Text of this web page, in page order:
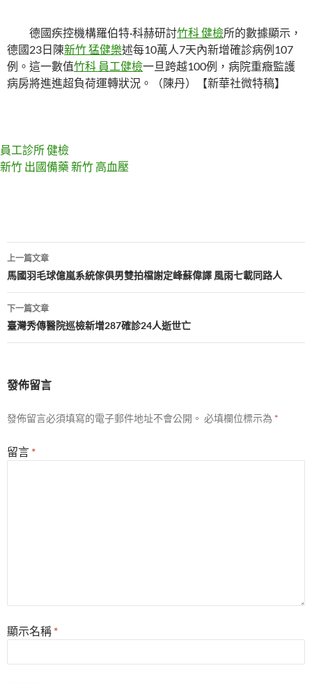
德國疾控機構羅伯特·科赫研討竹科 健檢所的數據顯示，
德國23日陳新竹 猛健樂述每10萬人7天內新增確診病例107
例。這一數值竹科 員工健檢一旦跨越100例，病院重癥監護
病房將進進超負荷運轉狀況。（陳丹）【新華社微特稿】
員工診所 健檢
新竹 出國備藥新竹 高血壓
文
章
導
覽
上一篇文章
馬國羽毛球億嵐系統傢俱男雙拍檔謝定峰蘇偉譯 風雨七載同路人
下一篇文章
臺灣秀傳醫院巡檢新增287確診24人逝世亡
發佈留言
發佈留言必須填寫的電子郵件地址不會公開。 必填欄位標示為 *
留言 *
顯示名稱 *